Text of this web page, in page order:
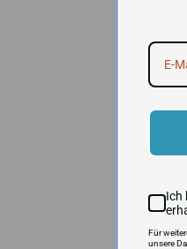
Ich
Für
unsere